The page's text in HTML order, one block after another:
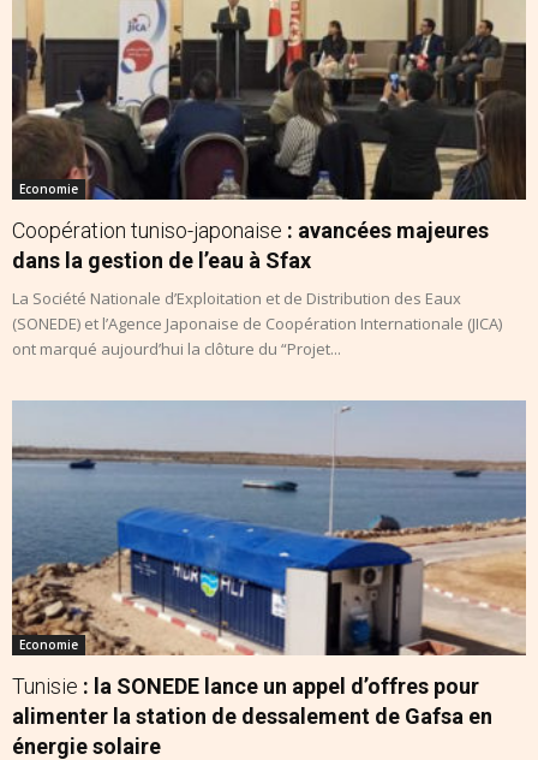
Economie
Coopération tuniso-japonaise : avancées majeures
dans la gestion de l’eau à Sfax
La Société Nationale d’Exploitation et de Distribution des Eaux
(SONEDE) et l’Agence Japonaise de Coopération Internationale (JICA)
ont marqué aujourd’hui la clôture du “Projet...
Economie
Tunisie : la SONEDE lance un appel d’offres pour
alimenter la station de dessalement de Gafsa en
énergie solaire